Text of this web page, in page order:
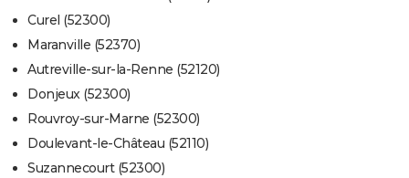
Curel (52300)
Maranville (52370)
Autreville-sur-la-Renne (52120)
Donjeux (52300)
Rouvroy-sur-Marne (52300)
Doulevant-le-Château (52110)
Suzannecourt (52300)